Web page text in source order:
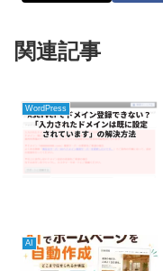
関連記事
WordPress
AI